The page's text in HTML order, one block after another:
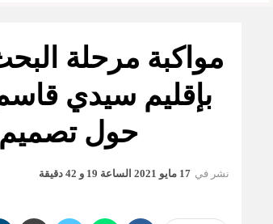
مواكبة مرحلة
بإقليم سيدي قاسم
حول تصميم
نشر في 17 مايو 2021 الساعة 19 و 42 دقيقة